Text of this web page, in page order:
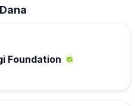
Foundation